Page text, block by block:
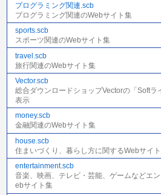
プログラミング関連.scb
プログラミング関連のWebサイト集
sports.scb
スポーツ関連のWebサイト集
travel.scb
旅行関連のWebサイト集
Vector.scb
総合ダウンロードショップVectorの「Softラ
表示
money.scb
金融関連のWebサイト集
house.scb
住まいづくり、暮らし方に関するWebサイ
entertainment.scb
音楽、映画、テレビ・芸能、ゲームなどエ
ebサイト集